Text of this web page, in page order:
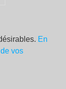
En
vos